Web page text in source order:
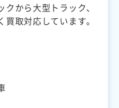
から大型トラック、
取対応しています。